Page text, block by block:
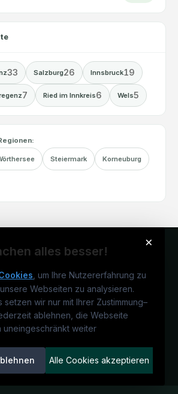
33 Salzburg26 Innsbruck19
7 Ried im Innkreis6 Wels5
Steiermark Korneuburg
×
alles besser!
, um Ihre Nutzererfahrung zu
Webseiten zu analysieren.
setzen wir nur mit Ihrer Zustimmung–
ablehnen, die Webseite
uneingeschränkt weiter
Alle Cookies akzeptieren
Karriereportal.
GmbH.